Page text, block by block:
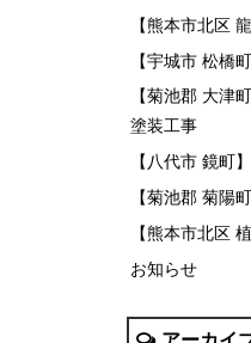
【熊本市北区
【宇城市 松橋
【菊池郡 大津
塗装工事
【八代市 鏡町
【菊池郡 菊陽
【熊本市北区
お知らせ